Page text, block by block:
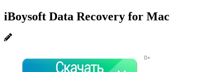
iBoysoft Data Recovery for Mac